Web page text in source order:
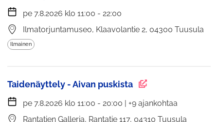
pe 7.8.2026 klo 11:00 - 22:00
Ilmatorjuntamuseo, Klaavolantie 2, 04300 Tuusula
Ilmainen
Taidenäyttely - Aivan puskista
pe 7.8.2026 klo 11:00 - 20:00 | +9 ajankohtaa
Rantatien Galleria, Rantatie 117, 04310 Tuusula